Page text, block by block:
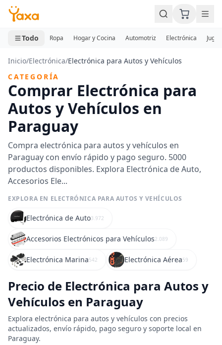
MINI CARRITO
0 productos
Todo Ropa Hogar y Cocina Automotriz Electrónica
Inicio/Electrónica/Electrónica para Autos y Vehículos
CATEGORÍA
Comprar Electrónica para
Autos y Vehículos en
Paraguay
Compra electrónica para autos y vehículos en
Paraguay con envío rápido y pago seguro. 5000
productos disponibles. Explora Electrónica de Auto,
Accesorios Ele...
EXPLORA EN ELECTRÓNICA PARA AUTOS Y VEHÍCULOS
Electrónica de Auto3.972
Accesorios Electrónicos para Vehículos2.089
Electrónica Marina542 Electrónica Aérea59
Precio de Electrónica para Autos y
Vehículos en Paraguay
Explora electrónica para autos y vehículos con precios
actualizados, envío rápido, pago seguro y soporte local en
Paraguay.